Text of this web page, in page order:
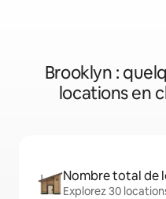
Brooklyn :
locations en
Nombre total de
Explorez 30